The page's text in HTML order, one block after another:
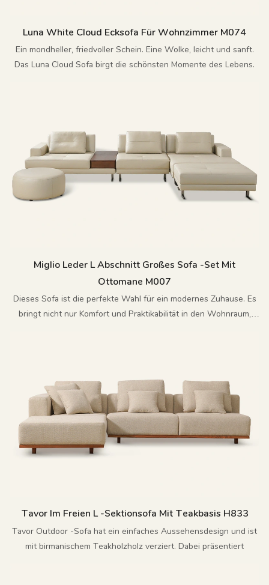
Luna White Cloud Ecksofa Für Wohnzimmer M074
Ein mondheller, friedvoller Schein. Eine Wolke, leicht und sanft.
Das Luna Cloud Sofa birgt die schönsten Momente des Lebens.
Miglio Leder L Abschnitt Großes Sofa -Set Mit
Ottomane M007
Dieses Sofa ist die perfekte Wahl für ein modernes Zuhause. Es
bringt nicht nur Komfort und Praktikabilität in den Wohnraum,
Tavor Im Freien L -Sektionsofa Mit Teakbasis H833
Tavor Outdoor -Sofa hat ein einfaches Aussehensdesign und ist
mit birmanischem Teakholzholz verziert. Dabei präsentiert